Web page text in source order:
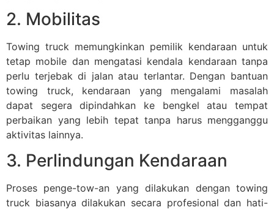
2. Mobilitas
Towing truck memungkinkan pemilik kendaraan untuk
tetap mobile dan mengatasi kendala kendaraan tanpa
perlu terjebak di jalan atau terlantar. Dengan bantuan
towing truck, kendaraan yang mengalami masalah
dapat segera dipindahkan ke bengkel atau tempat
perbaikan yang lebih tepat tanpa harus mengganggu
aktivitas lainnya.
3. Perlindungan Kendaraan
Proses penge-tow-an yang dilakukan dengan towing
truck biasanya dilakukan secara profesional dan hati-